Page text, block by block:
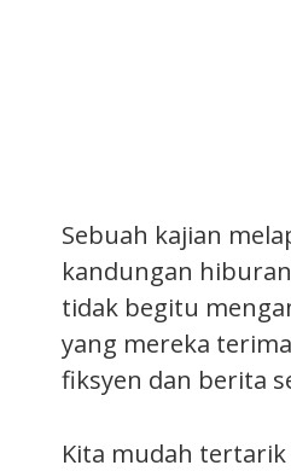
Sebuah kajian
kandungan
tidak begitu
yang mereka
fiksyen dan berita
Kita mudah